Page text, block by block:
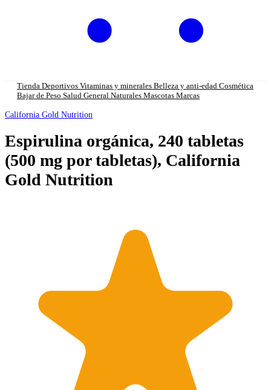
Tienda Deportivos Vitaminas y minerales Belleza y anti-edad Cosmética
Bajar de Peso Salud General Naturales Mascotas Marcas
California Gold Nutrition
Espirulina orgánica, 240 tabletas
(500 mg por tabletas), California
Gold Nutrition